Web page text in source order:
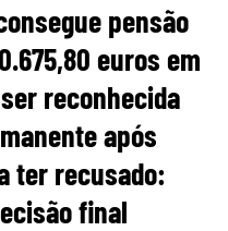
pensão
euros em
reconhecida
após
ter recusado:
final